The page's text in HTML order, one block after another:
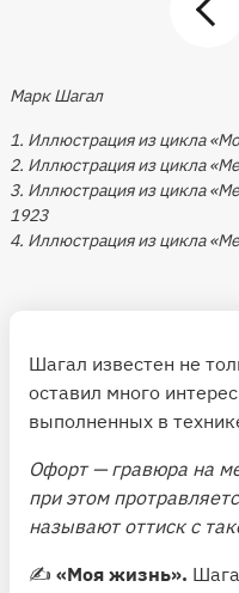
Марк Шагал
1. Иллюстрация из цикла
2. Иллюстрация из цикла
3. Иллюстрация из цикла
1923
4. Иллюстрация из цикла
Шагал известен не
оставил много
выполненных в
Офорт — гравюра на
при этом
называют оттиск с
✍️ «Моя жизнь».